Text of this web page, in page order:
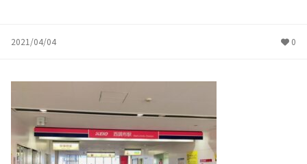
2021/04/04 0